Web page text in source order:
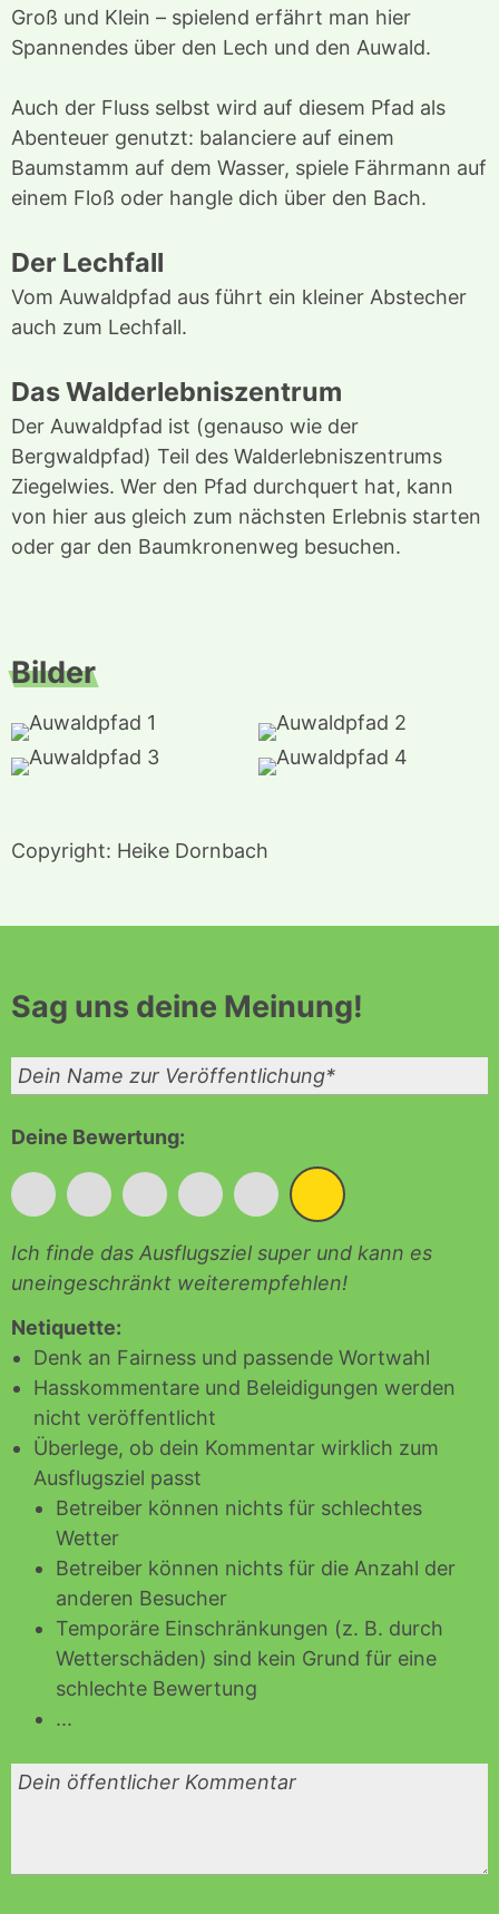
Groß und Klein – spielend erfährt man hier
Spannendes über den Lech und den Auwald.
Auch der Fluss selbst wird auf diesem Pfad als
Abenteuer genutzt: balanciere auf einem
Baumstamm auf dem Wasser, spiele Fährmann auf
einem Floß oder hangle dich über den Bach.
Der Lechfall
Vom Auwaldpfad aus führt ein kleiner Abstecher
auch zum Lechfall.
Das Walderlebniszentrum
Der Auwaldpfad ist (genauso wie der
Bergwaldpfad) Teil des Walderlebniszentrums
Ziegelwies. Wer den Pfad durchquert hat, kann
von hier aus gleich zum nächsten Erlebnis starten
oder gar den Baumkronenweg besuchen.
Bilder
Copyright: Heike Dornbach
Sag uns deine Meinung!
Deine Bewertung:
* * * * * *
Ich finde das Ausflugsziel super und kann es
uneingeschränkt weiterempfehlen!
Netiquette:
Denk an Fairness und passende Wortwahl
Hasskommentare und Beleidigungen werden
nicht veröffentlicht
Überlege, ob dein Kommentar wirklich zum
Ausflugsziel passt
Betreiber können nichts für schlechtes
Wetter
Betreiber können nichts für die Anzahl der
anderen Besucher
Temporäre Einschränkungen (z. B. durch
Wetterschäden) sind kein Grund für eine
schlechte Bewertung
...